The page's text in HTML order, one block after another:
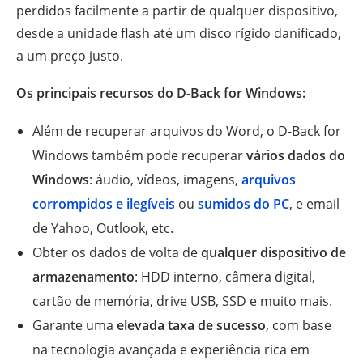
perdidos facilmente a partir de qualquer dispositivo,
desde a unidade flash até um disco rígido danificado,
a um preço justo.
Os principais recursos do D-Back for Windows:
Além de recuperar arquivos do Word, o D-Back for
Windows também pode recuperarvários dados do
Windows: áudio, vídeos, imagens, arquivos
corrompidos e ilegíveis ou sumidos do PC, e email
de Yahoo, Outlook, etc.
Obter os dados de volta dequalquer dispositivo de
armazenamento: HDD interno, câmera digital,
cartão de memória, drive USB, SSD e muito mais.
Garante uma elevada taxa de sucesso, com base
na tecnologia avançada e experiência rica em